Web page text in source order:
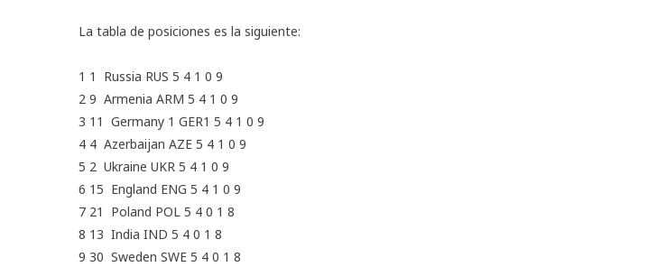
La tabla de posiciones es la siguiente:
1 1 Russia RUS 5 4 1 0 9
2 9 Armenia ARM 5 4 1 0 9
3 11 Germany 1 GER1 5 4 1 0 9
4 4 Azerbaijan AZE 5 4 1 0 9
5 2 Ukraine UKR 5 4 1 0 9
6 15 England ENG 5 4 1 0 9
7 21 Poland POL 5 4 0 1 8
8 13 India IND 5 4 0 1 8
9 30 Sweden SWE 5 4 0 1 8